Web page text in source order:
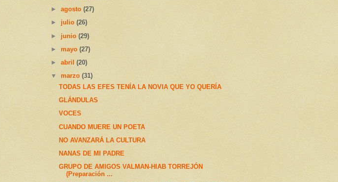
►agosto(27)
►julio(26)
►junio(29)
►mayo(27)
►abril(20)
▼marzo(31)
TODAS LAS EFES TENÍA LA NOVIA QUE YO QUERÍA
GLÁNDULAS
VOCES
CUANDO MUERE UN POETA
NO AVANZARÁ LA CULTURA
NANAS DE MI PADRE
GRUPO DE AMIGOS VALMAN-HIAB TORREJÓN
(Preparación ...